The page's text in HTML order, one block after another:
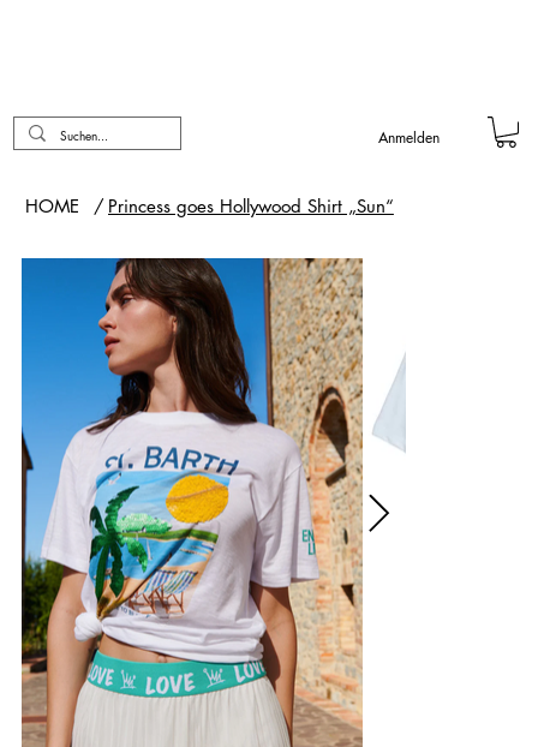
Anmelden
HOME / Princess goes Hollywood Shirt „Sun“